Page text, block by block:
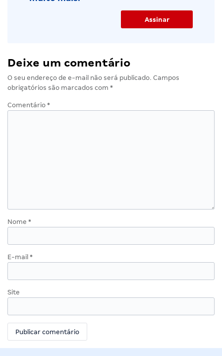
Deixe um comentário
O seu endereço de e-mail não será publicado. Campos
obrigatórios são marcados com *
Comentário *
Nome *
E-mail *
Site